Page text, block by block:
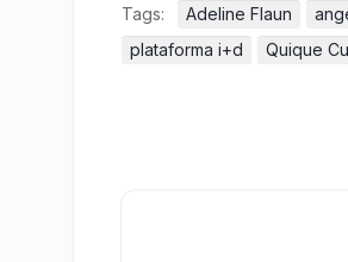
Tags: Adeline Flaun
plataforma i+d
Quique